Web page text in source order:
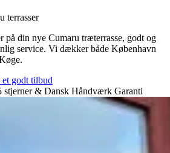
terrasser
på din nye Cumaru træterrasse, godt og
service. Vi dækker både København
et godt tilbud